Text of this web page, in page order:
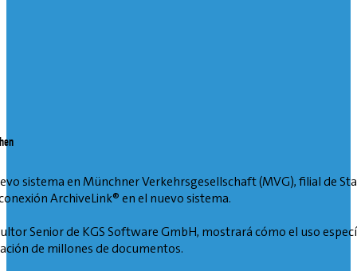
sistema en Münchner Verkehrsgesellschaft (MVG), filial de
ArchiveLink® en el nuevo sistema.
Senior de KGS Software GmbH, mostrará cómo el uso
de millones de documentos.